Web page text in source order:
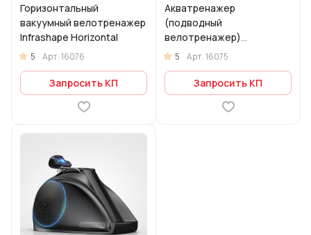
Горизонтальный
вакуумный велотренажер
Infrashape Horizontal
5 Арт.16076
Запросить КП
Акватренажер
(подводный
велотренажер)
Hydroshape
5 Арт.16075
Запросить КП